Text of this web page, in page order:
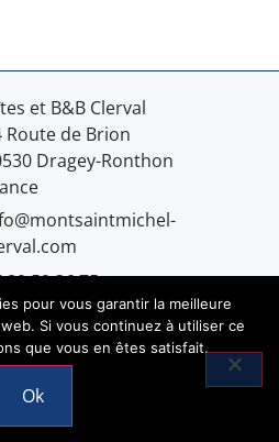
et B&B Clerval
Route de Brion
Dragey-Ronthon
pour vous garantir la meilleure
Si vous continuez à utiliser ce
que vous en êtes satisfait.
Ok